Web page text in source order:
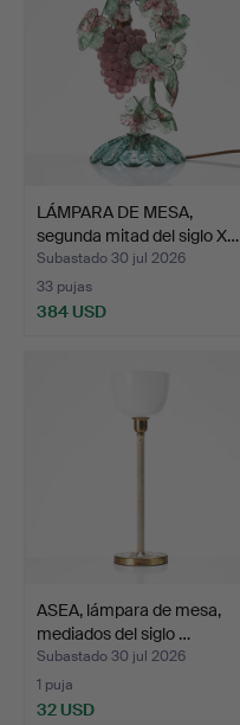
LÁMPARA DE MESA,
segunda mitad del siglo X…
Subastado 30 jul 2026
33 pujas
384 USD
ASEA, lámpara de mesa,
mediados del siglo …
Subastado 30 jul 2026
1 puja
32 USD